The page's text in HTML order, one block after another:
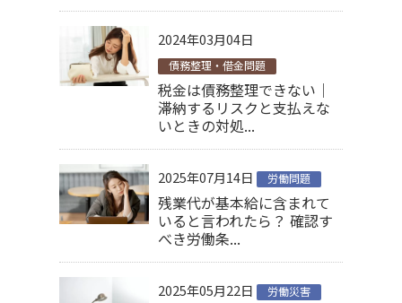
2024年03月04日
債務整理・借金問題
税金は債務整理できない｜
滞納するリスクと支払えな
いときの対処...
2025年07月14日 労働問題
残業代が基本給に含まれて
いると言われたら？ 確認す
べき労働条...
2025年05月22日 労働災害